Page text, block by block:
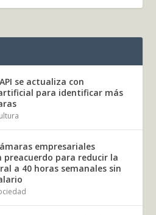
se actualiza con
para identificar más
empresariales
preacuerdo para reducir la
a 40 horas semanales sin